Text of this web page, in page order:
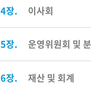
4장. 이사회
5장. 운영위원회 및
6장. 재산 및 회계